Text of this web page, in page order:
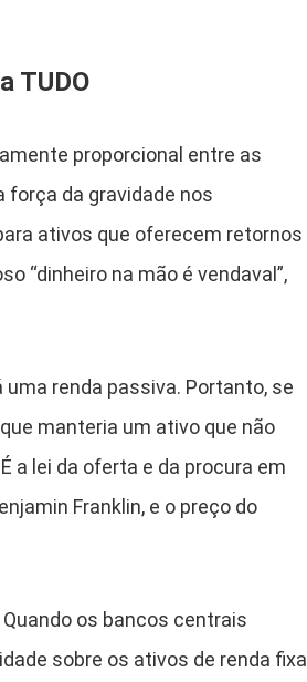
TUDO
proporcional entre as
força da gravidade nos
ativos que oferecem retornos
“dinheiro na mão é vendaval”,
uma renda passiva. Portanto, se
manteria um ativo que não
a lei da oferta e da procura em
Franklin, e o preço do
os bancos centrais
sobre os ativos de renda fixa